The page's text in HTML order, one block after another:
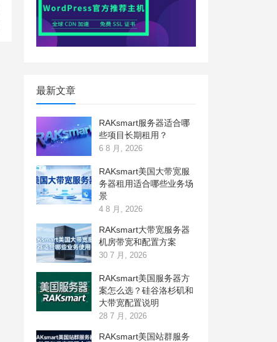
最新文章
RAKsmart服务器适合哪
些项目长期租用？
6 8 月, 2026
RAKsmart美国大带宽服
务器租用适合哪些业务场
景
4 8 月, 2026
RAKsmart大带宽服务器
机房带宽和配置方案
30 7 月, 2026
RAKsmart美国服务器方
案怎么选？硅谷洛杉矶和
大带宽配置说明
28 7 月, 2026
RAKsmart美国站群服务